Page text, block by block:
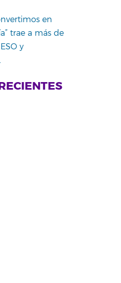
en
trae a más de
y